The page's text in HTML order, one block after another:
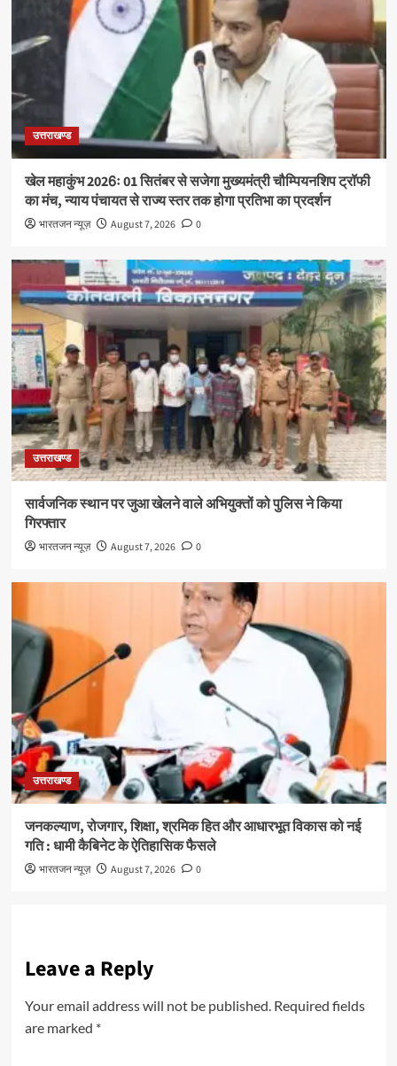
उत्तराखण्ड
खेल महाकुंभ 2026ः 01 सितंबर से सजेगा मुख्यमंत्री चौम्पियनशिप ट्रॉफी
का मंच, न्याय पंचायत से राज्य स्तर तक होगा प्रतिभा का प्रदर्शन
भारतजन न्यूज़ August 7, 2026 0
उत्तराखण्ड
सार्वजनिक स्थान पर जुआ खेलने वाले अभियुक्तों को पुलिस ने किया
गिरफ्तार
भारतजन न्यूज़ August 7, 2026 0
उत्तराखण्ड
जनकल्याण, रोजगार, शिक्षा, श्रमिक हित और आधारभूत विकास को नई
गति : धामी कैबिनेट के ऐतिहासिक फैसले
भारतजन न्यूज़ August 7, 2026 0
Leave a Reply
Your email address will not be published. Required fields
are marked *